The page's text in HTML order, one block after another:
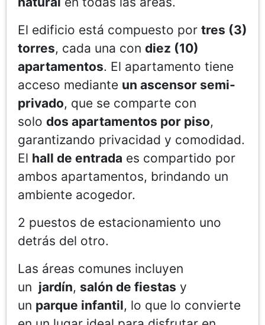
El edificio está compuesto por tres (3)
torres, cada una con diez (10)
apartamentos. El apartamento tiene
acceso mediante un ascensor semi-
privado, que se comparte con
solo dos apartamentos por piso,
garantizando privacidad y comodidad.
El hall de entrada es compartido por
ambos apartamentos, brindando un
ambiente acogedor.
2 puestos de estacionamiento uno
detrás del otro.
Las áreas comunes incluyen
un jardín, salón de fiestas y
un parque infantil, lo que lo convierte